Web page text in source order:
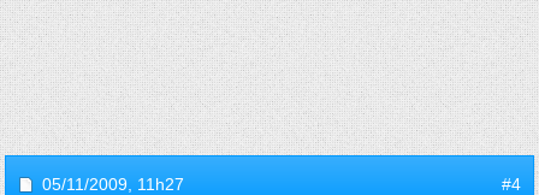
05/11/2009, 11h27 #4